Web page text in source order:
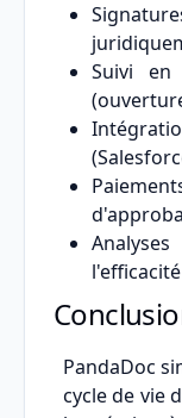
Suivi en
PandaDoc
cycle de vie